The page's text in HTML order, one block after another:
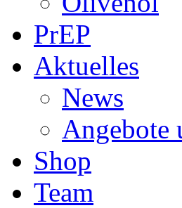
PrEP
Aktuelles
News
Angebote
Shop
Team